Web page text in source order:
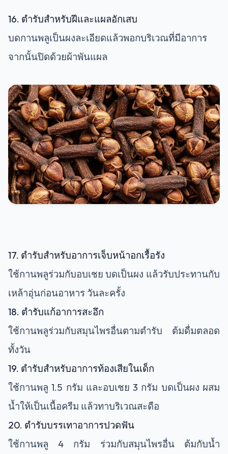
16. ตำรับสำหรับฝีและแผลอักเสบ
บดกานพลูเป็นผงละเอียดแล้วพอกบริเวณที่มีอาการ
จากนั้นปิดด้วยผ้าพันแผล
17. ตำรับสำหรับอาการเจ็บหน้าอกเรื้อรัง
ใช้กานพลูร่วมกับอบเชย บดเป็นผง แล้วรับประทานกับ
เหล้าอุ่นก่อนอาหาร วันละครั้ง
18. ตำรับแก้อาการสะอึก
ใช้กานพลูร่วมกับสมุนไพรอื่นตามตำรับ ต้มดื่มตลอด
ทั้งวัน
19. ตำรับสำหรับอาการท้องเสียในเด็ก
ใช้กานพลู 1.5 กรัม และอบเชย 3 กรัม บดเป็นผง ผสม
น้ำให้เป็นเนื้อครีม แล้วทาบริเวณสะดือ
20. ตำรับบรรเทาอาการปวดฟัน
ใช้กานพลู 4 กรัม ร่วมกับสมุนไพรอื่น ต้มกับน้ำ